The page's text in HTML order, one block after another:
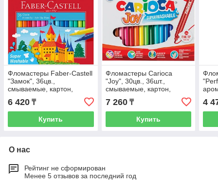
Фломастеры Faber-Castell
"Замок", 36цв.,
смываемые, картон,
европодвес
6 420 ₸
Купить
Фломастеры Carioca
"Joy", 30цв., 36шт.,
смываемые, картон,
европодвес
7 260₸
Купить
4
О нас
Рейтинг не сформирован
Менее 5 отзывов за последний год